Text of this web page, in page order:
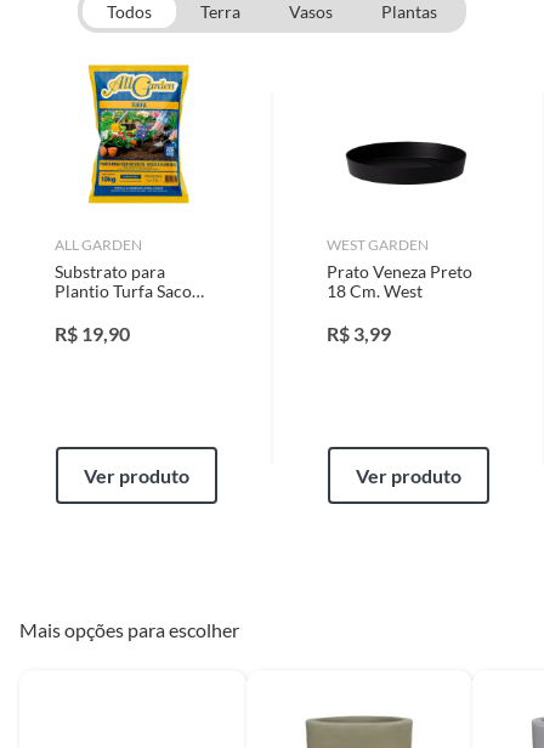
Todos Terra Vasos Plantas
ALL GARDEN
Substrato para
Plantio Turfa Saco
R$ 19,90
Ver produto
WEST GARDEN
Prato Veneza Preto
18 Cm. West
R$ 3,99
Ver produto
Mais opções para escolher